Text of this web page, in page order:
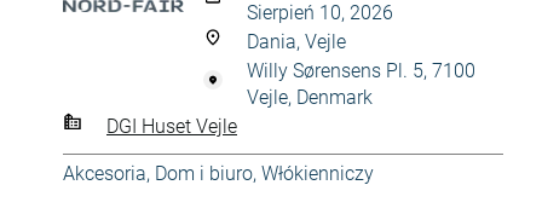
Sierpień 10, 2026
Dania, Vejle
Willy Sørensens Pl. 5, 7100
Vejle, Denmark
DGI Huset Vejle
Akcesoria, Dom i biuro, Włókienniczy